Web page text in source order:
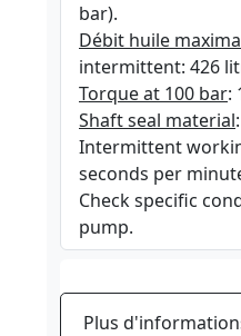
bar).
Débit huile
intermittent: 426
Torque at 100 bar:
Shaft seal material
Intermittent
seconds per
Check specific
pump.
Plus